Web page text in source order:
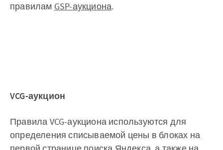
правилам GSP-аукциона.
VCG-аукцион
Правила VCG-аукциона используются для
определения списываемой цены в блоках на